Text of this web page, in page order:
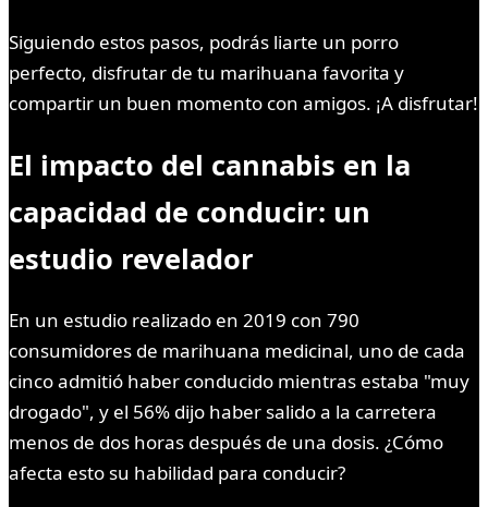
Siguiendo estos pasos, podrás liarte un porro
perfecto, disfrutar de tu marihuana favorita y
compartir un buen momento con amigos. ¡A disfrutar!
El impacto del cannabis en la
capacidad de conducir: un
estudio revelador
En un estudio realizado en 2019 con 790
consumidores de marihuana medicinal, uno de cada
cinco admitió haber conducido mientras estaba "muy
drogado", y el 56% dijo haber salido a la carretera
menos de dos horas después de una dosis. ¿Cómo
afecta esto su habilidad para conducir?